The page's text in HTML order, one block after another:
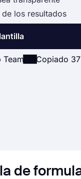
los resultados
Copiado
de